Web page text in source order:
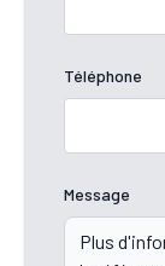
Téléphone
Message